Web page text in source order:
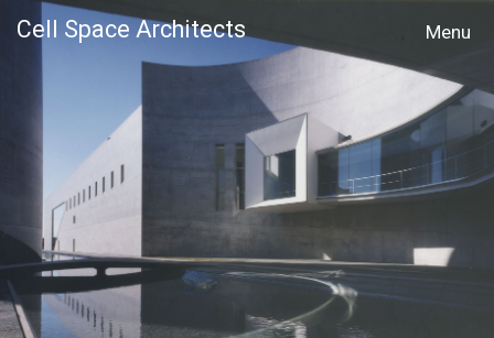
Cell Space Architects
MENU